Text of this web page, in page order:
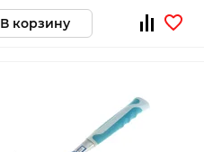
В корзину